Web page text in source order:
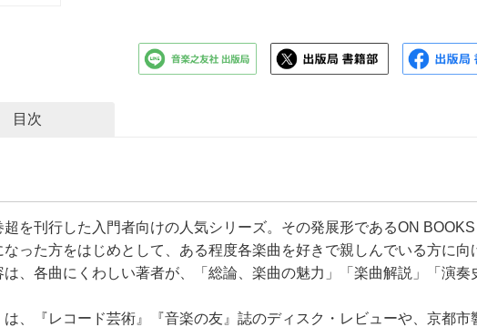
目次
を刊行した入門者向けの人気シリーズ。その発展形であるON
った方をはじめとして、ある程度各楽曲を好きで親しんでいる方に向
、各曲にくわしい著者が、「総論、楽曲の魅力」「楽曲解説」「演奏
、『レコード芸術』『音楽の友』誌のディスク・レビューや、京都市